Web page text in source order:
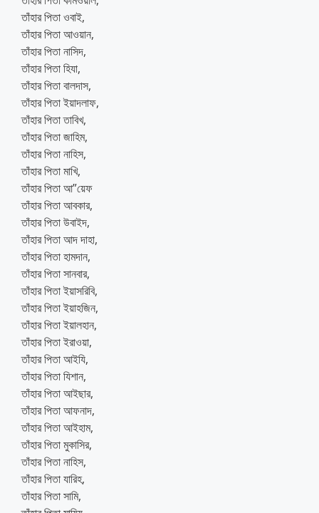
তাঁহার পিতা ওবাই,
তাঁহার পিতা আওয়ান,
তাঁহার পিতা নাসিদ,
তাঁহার পিতা হিযা,
তাঁহার পিতা বালদাস,
তাঁহার পিতা ইয়াদলাফ,
তাঁহার পিতা তাবিখ,
তাঁহার পিতা জাহিম,
তাঁহার পিতা নাহিস,
তাঁহার পিতা মাখি,
তাঁহার পিতা আ”য়েফ
তাঁহার পিতা আবকার,
তাঁহার পিতা উবাইদ,
তাঁহার পিতা আদ দাহা,
তাঁহার পিতা হামদান,
তাঁহার পিতা সানবার,
তাঁহার পিতা ইয়াসরিবি,
তাঁহার পিতা ইয়াহজিন,
তাঁহার পিতা ইয়ালহান,
তাঁহার পিতা ইরাওয়া,
তাঁহার পিতা আইযি,
তাঁহার পিতা যিশান,
তাঁহার পিতা আইছার,
তাঁহার পিতা আফনাদ,
তাঁহার পিতা আইহাম,
তাঁহার পিতা মুকাসির,
তাঁহার পিতা নাহিস,
তাঁহার পিতা যারিহ,
তাঁহার পিতা সামি,